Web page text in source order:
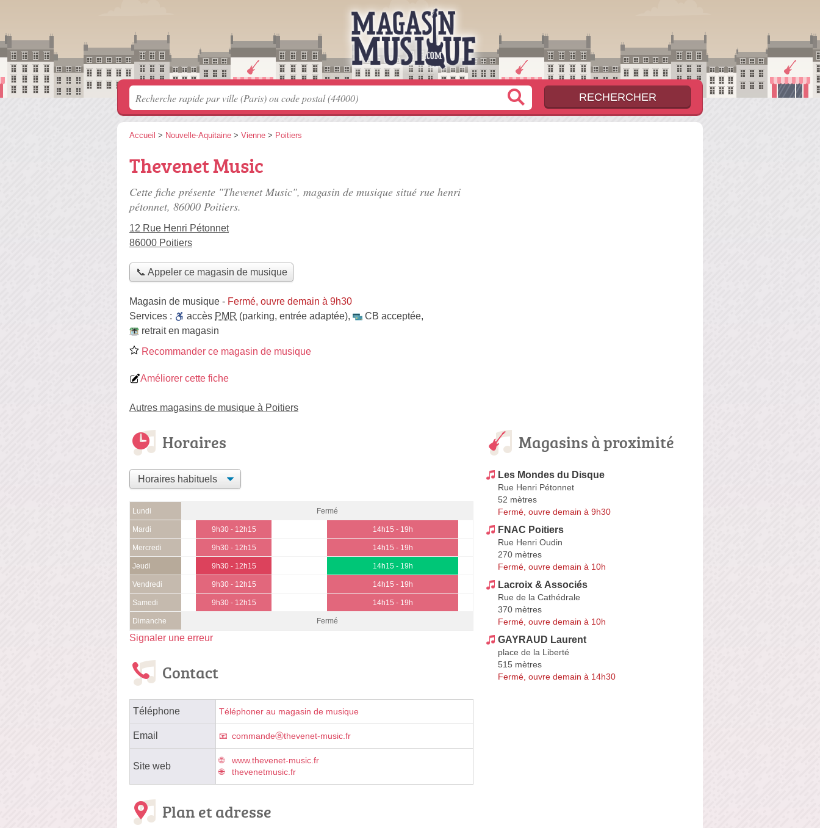
Accueil > Nouvelle-Aquitaine > Vienne > Poitiers
Thevenet Music
Cette fiche présente "Thevenet Music", magasin de musique situé rue henri
pétonnet, 86000 Poitiers.
12 Rue Henri Pétonnet
86000 Poitiers
📞 Appeler ce magasin de musique
Magasin de musique - Fermé, ouvre demain à 9h30
Services :
accès PMR (parking, entrée adaptée), CB acceptée,
retrait en magasin
Recommander ce magasin de musique
Améliorer cette fiche
Autres magasins de musique à Poitiers
Horaires
Lundi Fermé
Mardi 9h30 - 12h15 14h15 - 19h
Mercredi 9h30 - 12h15 14h15 - 19h
Jeudi 9h30 - 12h15 14h15 - 19h
Vendredi 9h30 - 12h15 14h15 - 19h
Samedi 9h30 - 12h15 14h15 - 19h
Dimanche Fermé
Signaler une erreur
Contact
Téléphone Téléphoner au magasin de musique
Email commandeⓐthevenet-music.fr
Site web
www.thevenet-music.fr
thevenetmusic.fr
Plan et adresse
Magasins à proximité
Les Mondes du Disque
Rue Henri Pétonnet
52 mètres
Fermé, ouvre demain à 9h30
FNAC Poitiers
Rue Henri Oudin
270 mètres
Fermé, ouvre demain à 10h
Lacroix & Associés
Rue de la Cathédrale
370 mètres
Fermé, ouvre demain à 10h
GAYRAUD Laurent
place de la Liberté
515 mètres
Fermé, ouvre demain à 14h30